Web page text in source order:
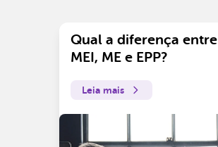
Qual a diferença entre
MEI, ME e EPP?
Leia mais